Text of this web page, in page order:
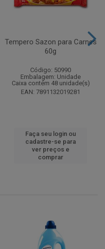
Tempero Sazon para Carnes
60g
Código: 50990
Embalagem: Unidade
Caixa contém 48 unidade(s)
EAN: 7891132019281
Faça seu login ou
cadastre-se para
ver preços e
comprar